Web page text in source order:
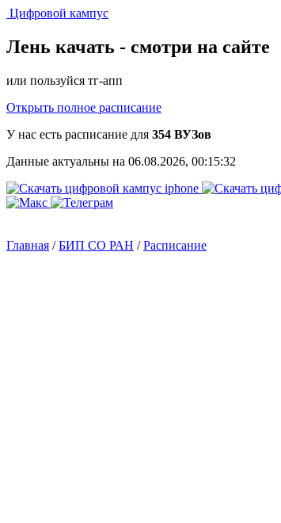
Цифровой кампус
Лень качать - смотри на сайте
или пользуйся тг-апп
Открыть полное расписание
У нас есть расписание для 354 ВУЗов
Данные актуальны на 06.08.2026, 00:15:32
Главная /БИП СО РАН /Расписание